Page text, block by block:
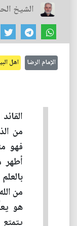
الشيخ
الإمام الرضا اهل
من
فهو
أطهر
من
هو